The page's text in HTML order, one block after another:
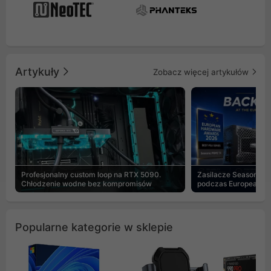
Artykuły Zobacz więcej artykułów
Profesjonalny custom loop na RTX 5090.
Chłodzenie wodne bez kompromisów
Zasilacze Seasonic
podczas European
Popularne kategorie w sklepie